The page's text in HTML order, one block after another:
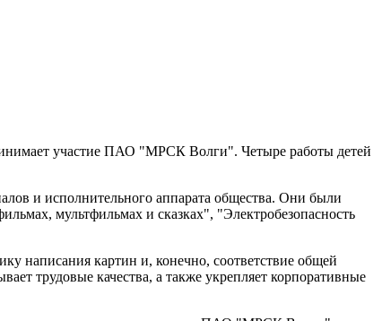
участие ПАО "МРСК Волги". Четыре работы детей
и исполнительного аппарата общества. Они были
мультфильмах и сказках", "Электробезопасность
написания картин и, конечно, соответствие общей
трудовые качества, а также укрепляет корпоративные